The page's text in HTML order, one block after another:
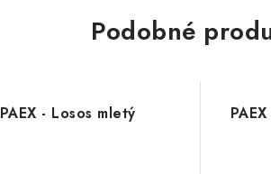
Podobné
PAEX - Losos mletý